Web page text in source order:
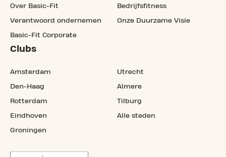
Over Basic-Fit
Verantwoord ondernemen
Basic-Fit Corporate
Bedrijfsfitness
Onze Duurzame Visie
Clubs
Amsterdam
Den-Haag
Rotterdam
Eindhoven
Groningen
Utrecht
Almere
Tilburg
Alle steden